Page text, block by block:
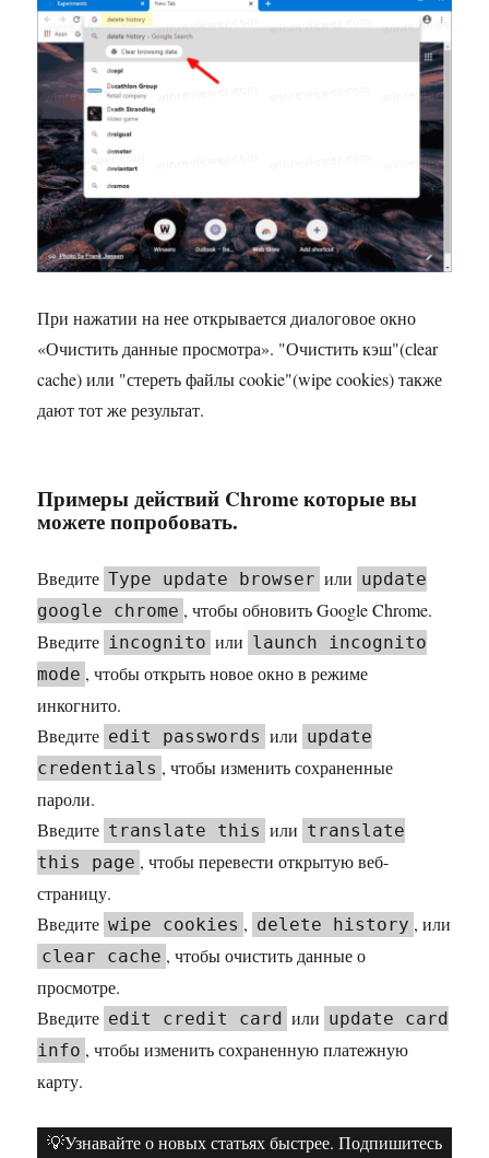
При нажатии на нее открывается диалоговое окно
«Очистить данные просмотра». "Очистить кэш"(сlear
cache) или "стереть файлы cookie"(wipe cookies) также
дают тот же результат.
Примеры действий Chrome которые вы
можете попробовать.
Введите Type update browser или update
google chrome , чтобы обновить Google Chrome.
Введите incognito или launch incognito
mode , чтобы открыть новое окно в режиме
инкогнито.
Введите edit passwords или update
credentials , чтобы изменить сохраненные
пароли.
Введите translate this или translate
this page , чтобы перевести открытую веб-
страницу.
Введите wipe cookies , delete history , или
clear cache , чтобы очистить данные о
просмотре.
Введите edit credit card или update card
info , чтобы изменить сохраненную платежную
карту.
💡Узнавайте о новых статьях быстрее. Подпишитесь